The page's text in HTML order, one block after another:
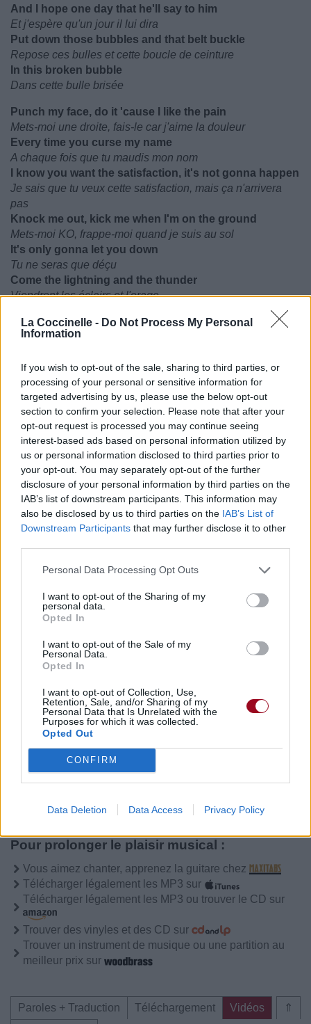
La Coccinelle - Do Not Process My Personal
Information
If you wish to opt-out of the sale, sharing to third parties, or
processing of your personal or sensitive information for
targeted advertising by us, please use the below opt-out
section to confirm your selection. Please note that after your
opt-out request is processed you may continue seeing
interest-based ads based on personal information utilized by
us or personal information disclosed to third parties prior to
your opt-out. You may separately opt-out of the further
disclosure of your personal information by third parties on the
IAB’s list of downstream participants. This information may
also be disclosed by us to third parties on the IAB’s List of
Downstream Participants that may further disclose it to other
Personal Data Processing Opt Outs
I want to opt-out of the Sharing of my
personal data.
Opted In
I want to opt-out of the Sale of my
Personal Data.
Opted In
I want to opt-out of Collection, Use,
Retention, Sale, and/or Sharing of my
Personal Data that Is Unrelated with the
Purposes for which it was collected.
Opted Out
CONFIRM
Data Deletion Data Access Privacy Policy
And I hope one day that he'll say to him
Et j'espère qu'un jour il lui dira
Put down those bubbles and that belt buckle
Repose ces bulles et cette boucle de ceinture
In this broken bubble
Dans cette bulle brisée
Punch my face, do it 'cause I like the pain
Mets-moi une droite, fais-le car j'aime la douleur
Every time you curse my name
A chaque fois que tu maudis mon nom
I know you want the satisfaction, it's not gonna happen
Je sais que tu veux cette satisfaction, mais ça n'arrivera
pas
Knock me out, kick me when I'm on the ground
Mets-moi KO, frappe-moi quand je suis au sol
It's only gonna let you down
Tu ne seras que déçu
Come the lightning and the thunder
Viendront les éclairs et l'orage
Tu seras celui qui souffrira, souffrira
Publié parriptie
Chanteurs :
Paroles + Traduction Téléchargement
Vidéos
Commentaires
Pour prolonger le plaisir musical :
Vous aimez chanter, apprenez la guitare chez
Télécharger légalement les MP3 sur
Télécharger légalement les MP3 ou trouver le CD sur
Trouver des vinyles et des CD sur
Trouver un instrument de musique ou une partition au
meilleur prix sur
⇑
Paroles + Traduction Téléchargement
Vidéos